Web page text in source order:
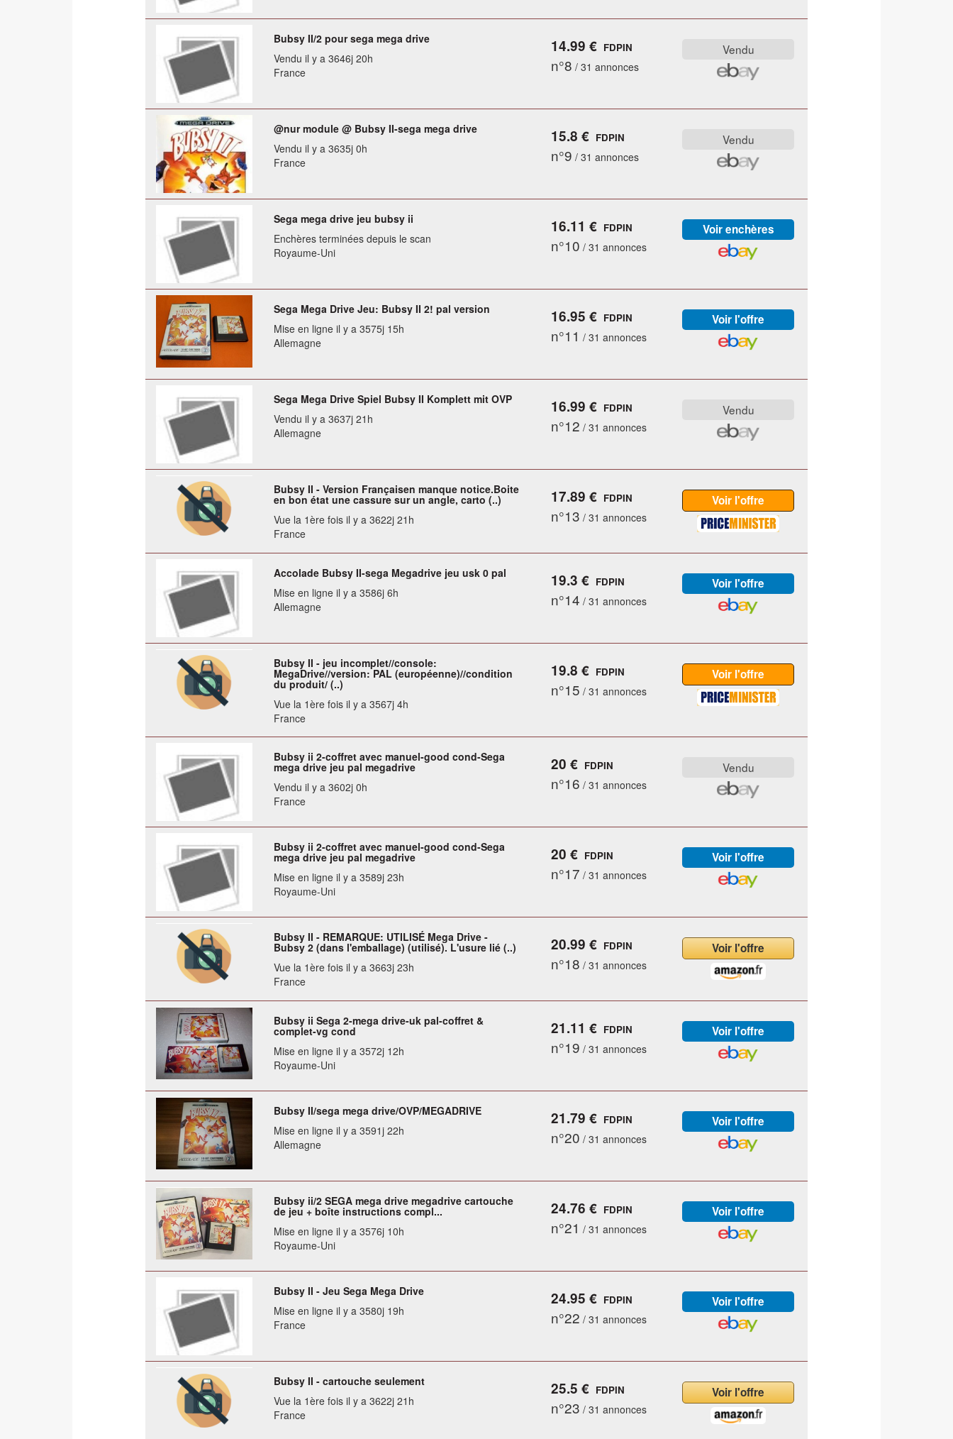
Bubsy II/2 pour sega mega drive
Vendu il y a 3646j 20h
France
14.99 € FDPIN
n°8 / 31 annonces
@nur module @ Bubsy II-sega mega drive
Vendu il y a 3635j 0h
France
15.8 € FDPIN
n°9 / 31 annonces
Sega mega drive jeu bubsy ii
Enchères terminées depuis le scan
Royaume-Uni
16.11 € FDPIN
n°10 / 31 annonces
Sega Mega Drive Jeu: Bubsy II 2! pal version
Mise en ligne il y a 3575j 15h
Allemagne
16.95 € FDPIN
n°11 / 31 annonces
Sega Mega Drive Spiel Bubsy II Komplett mit OVP
Vendu il y a 3637j 21h
Allemagne
16.99 € FDPIN
n°12 / 31 annonces
Bubsy II - Version Françaisen manque notice.Boite
en bon état une cassure sur un angle, carto (..)
Vue la 1ère fois il y a 3622j 21h
France
17.89 € FDPIN
n°13 / 31 annonces
Accolade Bubsy II-sega Megadrive jeu usk 0 pal
Mise en ligne il y a 3586j 6h
Allemagne
19.3 € FDPIN
n°14 / 31 annonces
Bubsy II - jeu incomplet//console:
MegaDrive//version: PAL (européenne)//condition
du produit/ (..)
Vue la 1ère fois il y a 3567j 4h
France
19.8 € FDPIN
n°15 / 31 annonces
Bubsy ii 2-coffret avec manuel-good cond-Sega
mega drive jeu pal megadrive
Vendu il y a 3602j 0h
France
20 € FDPIN
n°16 / 31 annonces
Bubsy ii 2-coffret avec manuel-good cond-Sega
mega drive jeu pal megadrive
Mise en ligne il y a 3589j 23h
Royaume-Uni
20 € FDPIN
n°17 / 31 annonces
Bubsy II - REMARQUE: UTILISÉ Mega Drive -
Bubsy 2 (dans l'emballage) (utilisé). L'usure lié (..)
Vue la 1ère fois il y a 3663j 23h
France
20.99 € FDPIN
n°18 / 31 annonces
Bubsy ii Sega 2-mega drive-uk pal-coffret &
complet-vg cond
Mise en ligne il y a 3572j 12h
Royaume-Uni
21.11 € FDPIN
n°19 / 31 annonces
Bubsy II/sega mega drive/OVP/MEGADRIVE
Mise en ligne il y a 3591j 22h
Allemagne
21.79 € FDPIN
n°20 / 31 annonces
Bubsy ii/2 SEGA mega drive megadrive cartouche
de jeu + boîte instructions compl...
Mise en ligne il y a 3576j 10h
Royaume-Uni
24.76 € FDPIN
n°21 / 31 annonces
Bubsy II - Jeu Sega Mega Drive
Mise en ligne il y a 3580j 19h
France
24.95 € FDPIN
n°22 / 31 annonces
Bubsy II - cartouche seulement
Vue la 1ère fois il y a 3622j 21h
France
25.5 € FDPIN
n°23 / 31 annonces